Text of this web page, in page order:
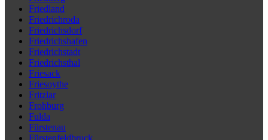
Friedland
Friedrichroda
Friedrichsdorf
Friedrichshafen
Friedrichstadt
Friedrichsthal
Friesack
Friesoythe
Fritzlar
Frohburg
Fulda
Fürstenau